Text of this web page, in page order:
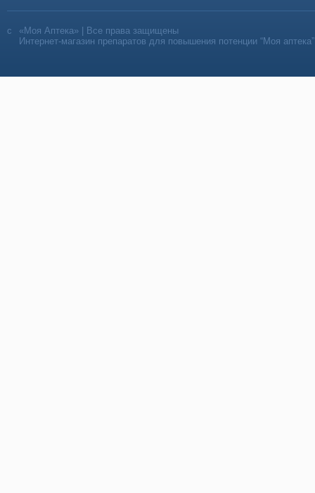
«Моя Аптека» | Все права защищены
Интернет-магазин препаратов для повышения потенции “Моя